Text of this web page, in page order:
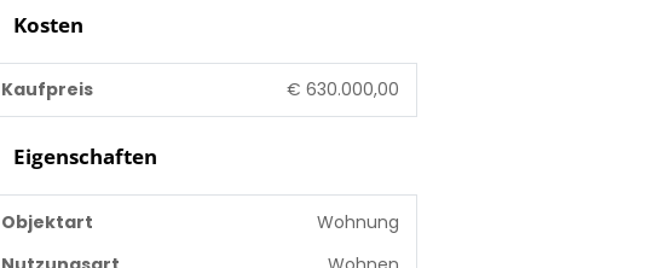
Kosten
Kaufpreis € 630.000,00
Eigenschaften
Objektart
Wohnung